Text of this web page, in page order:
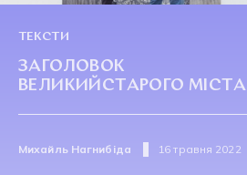
ТЕКСТИ
ЗАГОЛОВОК
ВЕЛИКИЙСТАРОГО МІСТА
Михайль Нагнибіда 16 травня 2022